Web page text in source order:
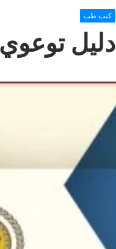
كتب طب
دليل